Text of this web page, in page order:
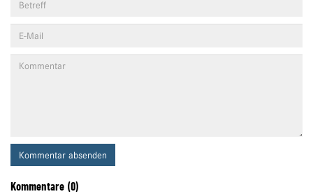
Kommentar absenden
Kommentare (0)